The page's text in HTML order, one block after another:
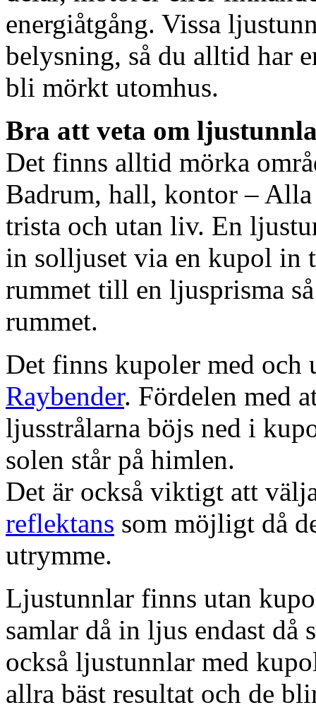
energiåtgång. Vissa
belysning, så du alltid har
bli mörkt utomhus.
Bra att veta om
Det finns alltid mörka
Badrum, hall, kontor – Alla
trista och utan liv. En
in solljuset via en kupol in
rummet till en ljusprisma
rummet.
Det finns kupoler med och
Raybender. Fördelen med
ljusstrålarna böjs ned i
solen står på himlen.
Det är också viktigt att
reflektans som möjligt då
utrymme.
Ljustunnlar finns utan
samlar då in ljus endast då
också ljustunnlar med
allra bäst resultat och de